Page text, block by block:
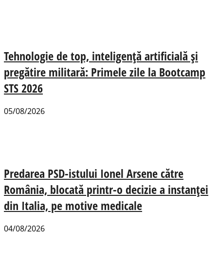
Tehnologie de top, inteligență artificială și
pregătire militară: Primele zile la Bootcamp
STS 2026
05/08/2026
Predarea PSD-istului Ionel Arsene către
România, blocată printr-o decizie a instanței
din Italia, pe motive medicale
04/08/2026